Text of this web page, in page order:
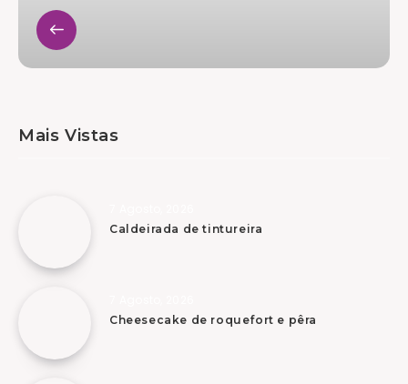
Mais Vistas
Caldeirada de tintureira
Cheesecake de roquefort e pêra